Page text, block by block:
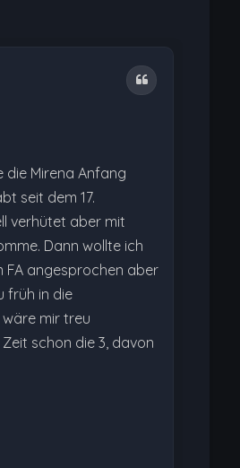
Zitat
die Mirena Anfang
seit dem 17.
verhütet aber mit
Dann wollte ich
FA angesprochen aber
früh in die
mir treu
schon die 3, davon